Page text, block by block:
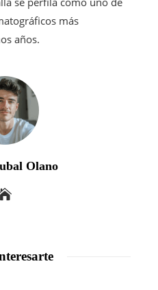
más
años.
Olano